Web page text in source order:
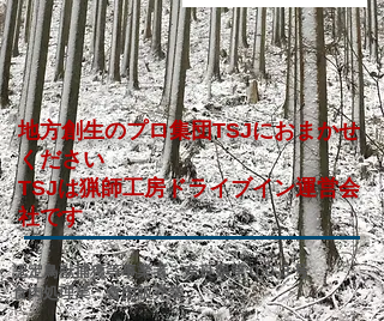
地方創生のプロ集団TSJにおまかせ
ください​
​TSJは猟師工房ドライブイン運営会
社です
認定鳥獣捕獲等事業者：奈良県第００３号
食肉処理業：食肉販売業​